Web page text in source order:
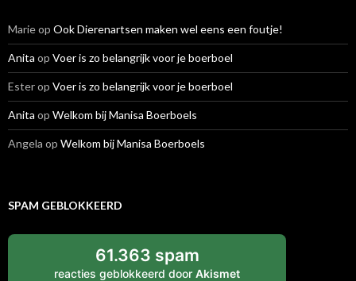
Marieop Ook Dierenartsen maken wel eens een foutje!
Anita op Voer is zo belangrijk voor je boerboel
Esterop Voer is zo belangrijk voor je boerboel
Anita op Welkom bij Manisa Boerboels
Angela op Welkom bij Manisa Boerboels
SPAM GEBLOKKEERD
61.363 spam
reacties geblokkeerd door Akismet